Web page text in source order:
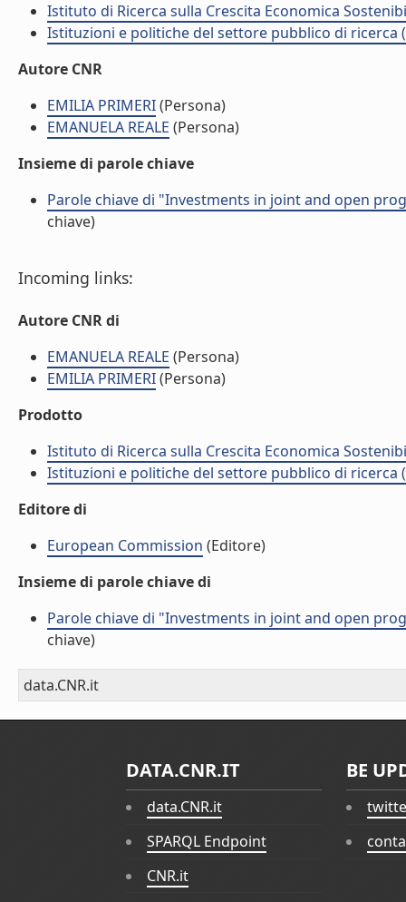
Istituto di Ricerca sulla Crescita Economica
Istituzioni e politiche del settore pubblico di ricerca
Autore CNR
EMILIA PRIMERI(Persona)
EMANUELA REALE (Persona)
Insieme di parole chiave
Parole chiave di "Investments in joint and open
chiave)
Incoming links:
Autore CNR di
EMANUELA REALE (Persona)
EMILIA PRIMERI(Persona)
Prodotto
Istituto di Ricerca sulla Crescita Economica
Istituzioni e politiche del settore pubblico di ricerca
Editore di
European Commission (Editore)
Insieme di parole chiave di
Parole chiave di "Investments in joint and open
chiave)
data.CNR.it
DATA.CNR.IT
data.CNR.it
SPARQL Endpoint
CNR.it
BE